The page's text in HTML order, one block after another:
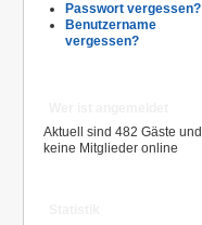
Passwort vergessen?
Benutzername
vergessen?
Aktuell sind 482 Gäste und
keine Mitglieder online